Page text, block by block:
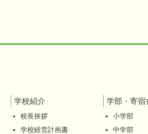
学校紹介
校長挨拶
学校経営計画書
学部・寄宿
小学部
中学部